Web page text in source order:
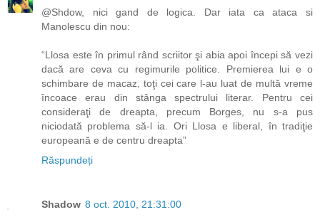
@Shdow, nici gand de logica. Dar iata ca ataca si
Manolescu din nou:
“Llosa este în primul rând scriitor şi abia apoi începi să vezi
dacă are ceva cu regimurile politice. Premierea lui e o
schimbare de macaz, toţi cei care l-au luat de multă vreme
încoace erau din stânga spectrului literar. Pentru cei
consideraţi de dreapta, precum Borges, nu s-a pus
niciodată problema să-l ia. Ori Llosa e liberal, în tradiţie
europeană e de centru dreapta”
Răspundeți
Shadow 8 oct. 2010, 21:31:00